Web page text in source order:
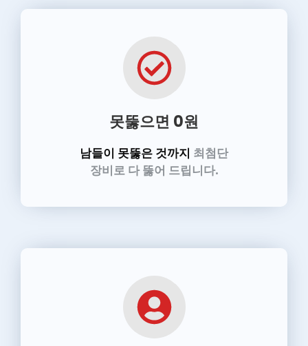
못뚫으면 0원
남들이 못뚫은 것까지 최첨단
장비로 다 뚫어 드립니다.